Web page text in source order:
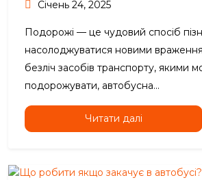
Січень 24, 2025
Подорожі — це чудовий спосіб
насолоджуватися новими
безліч засобів транспорту, якими
подорожувати, автобусна...
Читати далі